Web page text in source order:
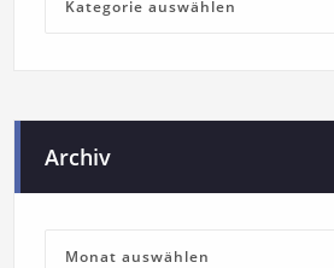
Archiv